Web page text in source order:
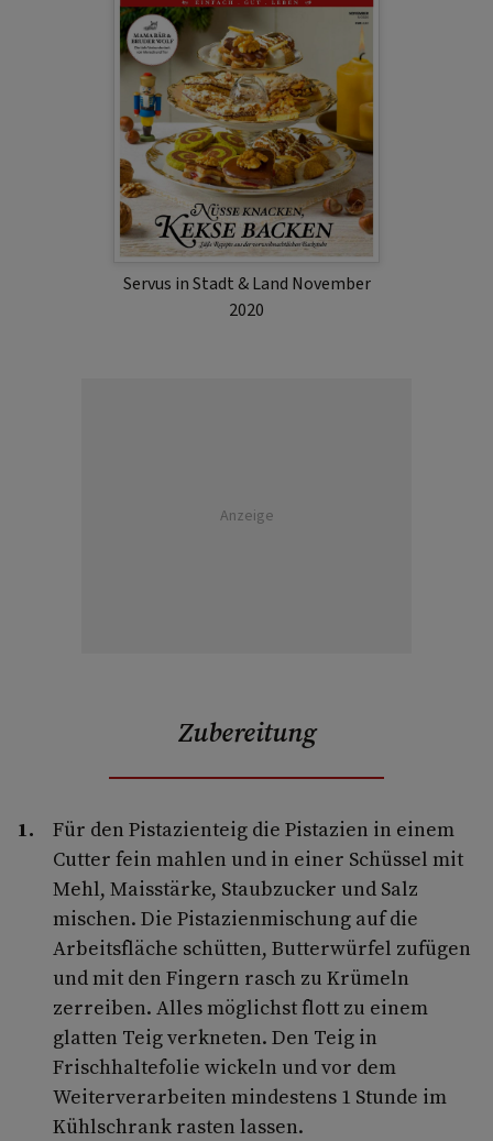
Servus in Stadt & Land November
2020
Anzeige
Zubereitung
Für den Pistazienteig die Pistazien in einem
Cutter fein mahlen und in einer Schüssel mit
Mehl, Maisstärke, Staubzucker und Salz
mischen. Die Pistazienmischung auf die
Arbeitsfläche schütten, Butterwürfel zufügen
und mit den Fingern rasch zu Krümeln
zerreiben. Alles möglichst flott zu einem
glatten Teig verkneten. Den Teig in
Frischhaltefolie wickeln und vor dem
Weiterverarbeiten mindestens 1 Stunde im
Kühlschrank rasten lassen.